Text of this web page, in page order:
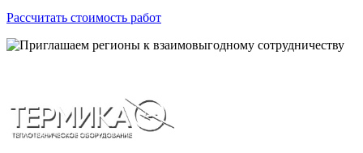
Рассчитать стоимость работ